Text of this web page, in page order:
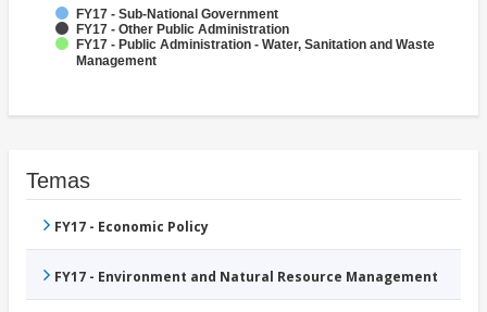
FY17 - Sub-National Government
FY17 - Other Public Administration
FY17 - Public Administration - Water, Sanitation and Waste
Management
Temas
FY17 - Economic Policy
FY17 - Environment and Natural Resource Management